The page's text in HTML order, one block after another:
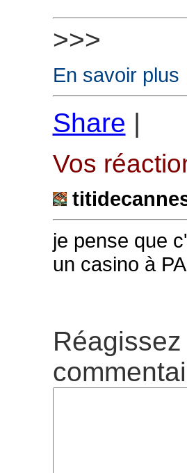
>>>
En savoir plus
Share |
Vos
je pense que
un casino à